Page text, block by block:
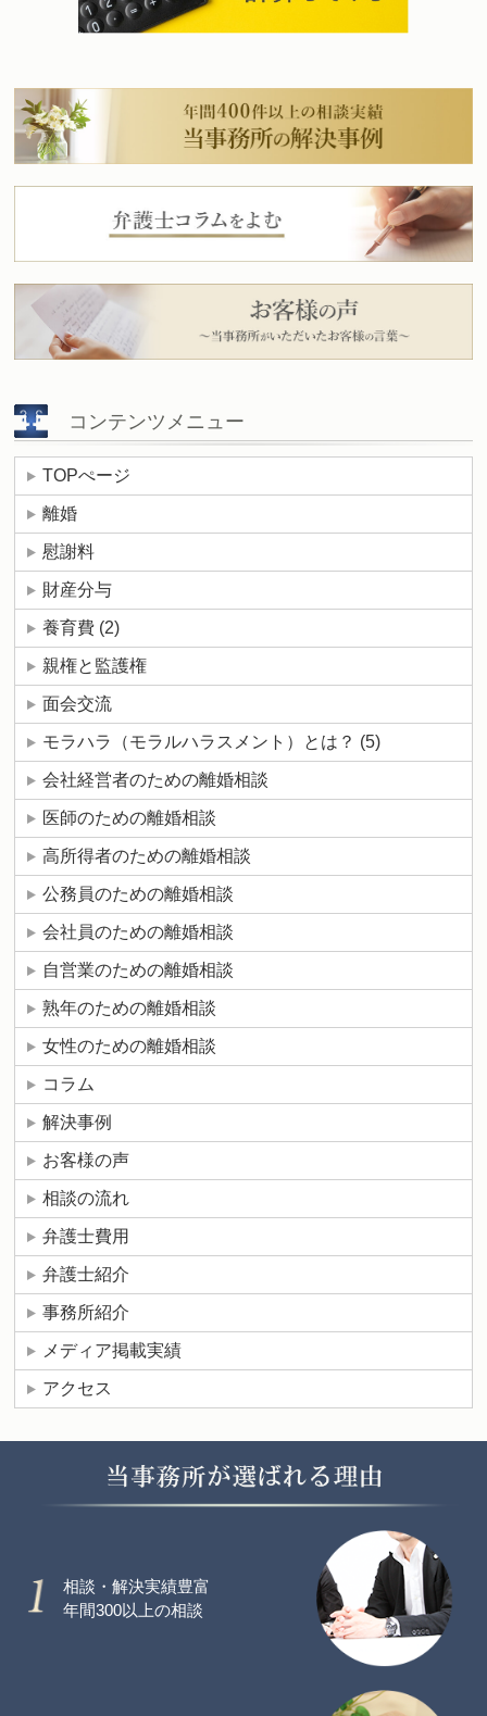
コンテンツメニュー
TOPぺージ
離婚
慰謝料
財産分与
養育費 (2)
親権と監護権
面会交流
モラハラ（モラルハラスメント）とは？ (5)
会社経営者のための離婚相談
医師のための離婚相談
高所得者のための離婚相談
公務員のための離婚相談
会社員のための離婚相談
自営業のための離婚相談
熟年のための離婚相談
女性のための離婚相談
コラム
解決事例
お客様の声
相談の流れ
弁護士費用
弁護士紹介
事務所紹介
メディア掲載実績
アクセス
相談・解決実績豊富
年間300以上の相談